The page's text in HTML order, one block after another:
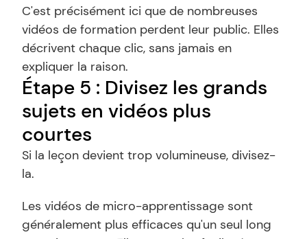
C'est précisément ici que de nombreuses
vidéos de formation perdent leur public. Elles
décrivent chaque clic, sans jamais en
expliquer la raison.
Étape 5 : Divisez les grands
sujets en vidéos plus
courtes
Si la leçon devient trop volumineuse, divisez-
la.
Les vidéos de micro-apprentissage sont
généralement plus efficaces qu'un seul long